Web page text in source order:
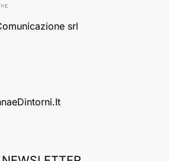
srl